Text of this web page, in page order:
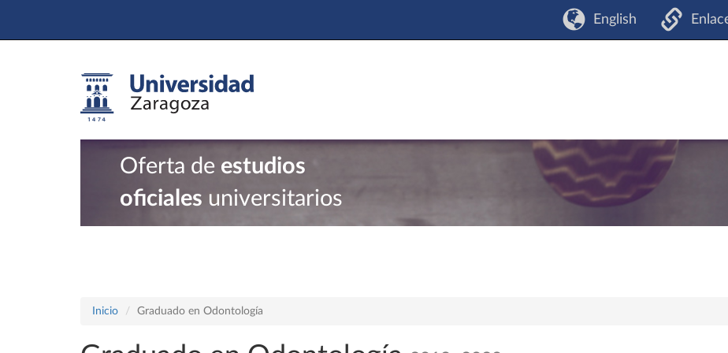
English
Oferta de estudios
oficiales universitarios
Inicio Graduado en Odontología